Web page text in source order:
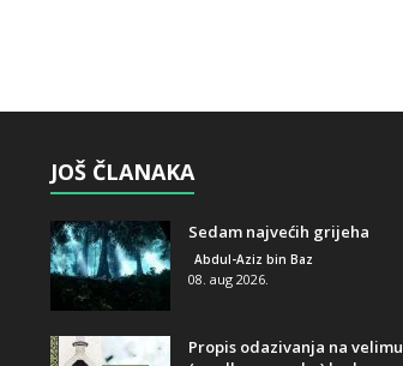
JOŠ ČLANAKA
Sedam najvećih grijeha
Abdul-Aziz bin Baz
08. aug 2026.
Propis odazivanja na velimu